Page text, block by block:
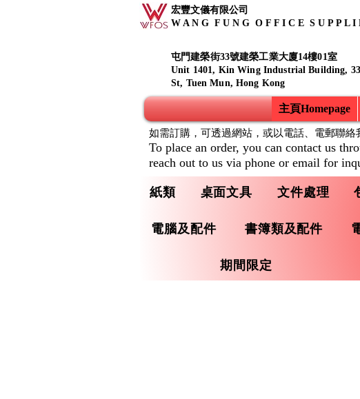
宏豐文儀有限公司
W A N G F U N G O F F I C E S U P P L I
屯門建榮街33號建榮工業大廈14樓01室
Unit 1401, Kin Wing Industrial Building,
St, Tuen Mun, Hong Kong
主頁Homepage
紙類 桌面文具 文件處理
電腦及配件 書簿類及配件
期間限定
如需訂購，可透過網站，或以電話、電郵聯絡
To place an order, you can contact us
reach out to us via phone or email for